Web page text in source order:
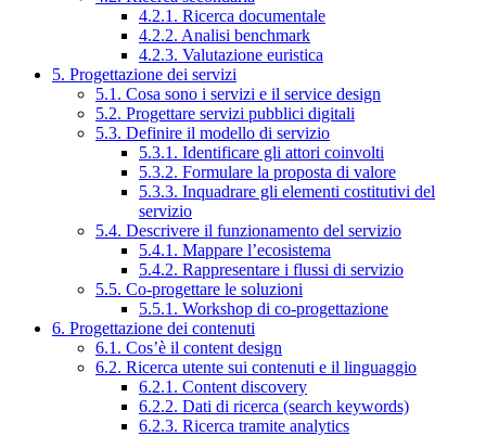
4.2.1. Ricerca documentale
4.2.2. Analisi benchmark
4.2.3. Valutazione euristica
5. Progettazione dei servizi
5.1. Cosa sono i servizi e il service design
5.2. Progettare servizi pubblici digitali
5.3. Definire il modello di servizio
5.3.1. Identificare gli attori coinvolti
5.3.2. Formulare la proposta di valore
5.3.3. Inquadrare gli elementi costitutivi del
servizio
5.4. Descrivere il funzionamento del servizio
5.4.1. Mappare l’ecosistema
5.4.2. Rappresentare i flussi di servizio
5.5. Co-progettare le soluzioni
5.5.1. Workshop di co-progettazione
6. Progettazione dei contenuti
6.1. Cos’è il content design
6.2. Ricerca utente sui contenuti e il linguaggio
6.2.1. Content discovery
6.2.2. Dati di ricerca (search keywords)
6.2.3. Ricerca tramite analytics